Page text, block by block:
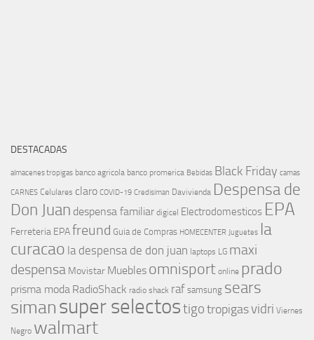
DESTACADAS
almacenes tropigas banco agricola banco promerica Bebidas Black Friday camas
CARNES Celulares claro COVID-19 Credisiman Davivienda Despensa de
Don Juan despensa familiar digicel Electrodomesticos EPA
Ferreteria EPAfreund Guia de Compras HOMECENTER Juguetes la
curacao la despensa de don juan laptops LG maxi
despensa Movistar Muebles omnisport online prado
prisma moda RadioShack radio shack raf samsung sears
simansuper selectostigotropigasvidri Viernes
Negro walmart